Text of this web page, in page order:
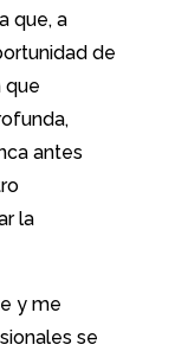
que, a
de
que
antes
la
y me
se